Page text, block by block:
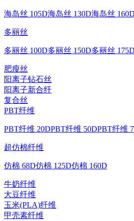
海岛丝 105D海岛丝 130D海岛丝 160D
多丽丝
多丽丝 100D多丽丝 150D多丽丝 175D
肥瘦丝
阳离子钻石丝
阳离子新合纤
复合丝
PBT纤维
PBT纤维 20DPBT纤维 50DPBT纤维
超仿棉纤维
仿棉 68D仿棉 125D仿棉 160D
牛奶纤维
大豆纤维
玉米(PLA)纤维
甲壳素纤维